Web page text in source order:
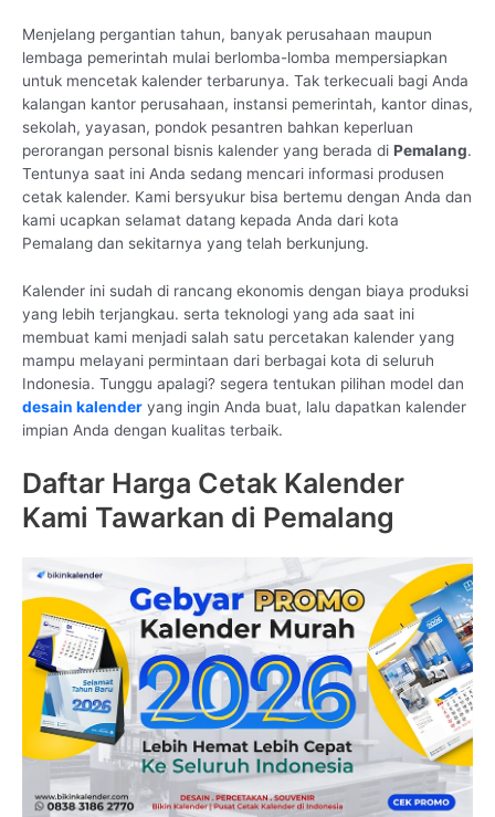
Menjelang pergantian tahun, banyak perusahaan maupun
lembaga pemerintah mulai berlomba-lomba mempersiapkan
untuk mencetak kalender terbarunya. Tak terkecuali bagi Anda
kalangan kantor perusahaan, instansi pemerintah, kantor dinas,
sekolah, yayasan, pondok pesantren bahkan keperluan
perorangan personal bisnis kalender yang berada di Pemalang.
Tentunya saat ini Anda sedang mencari informasi produsen
cetak kalender. Kami bersyukur bisa bertemu dengan Anda dan
kami ucapkan selamat datang kepada Anda dari kota
Pemalang dan sekitarnya yang telah berkunjung.
Kalender ini sudah di rancang ekonomis dengan biaya produksi
yang lebih terjangkau. serta teknologi yang ada saat ini
membuat kami menjadi salah satu percetakan kalender yang
mampu melayani permintaan dari berbagai kota di seluruh
Indonesia. Tunggu apalagi? segera tentukan pilihan model dan
desain kalender yang ingin Anda buat, lalu dapatkan kalender
impian Anda dengan kualitas terbaik.
Daftar Harga Cetak Kalender
Kami Tawarkan di Pemalang